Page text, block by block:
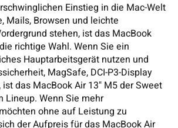
Einstieg in die Mac-Welt
Mails, Browsen und leichte
stehen, ist das MacBook
richtige Wahl. Wenn Sie ein
Hauptarbeitsgerät nutzen und
MagSafe, DCI-P3-Display
ist das MacBook Air 13" M5 der Sweet
Lineup. Wenn Sie mehr
ohne auf Leistung zu
der Aufpreis für das MacBook Air